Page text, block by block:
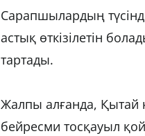
Сарапшылардың
астық өткізілетін
тартады.
Жалпы алғанда, Қытай
бейресми тосқауыл